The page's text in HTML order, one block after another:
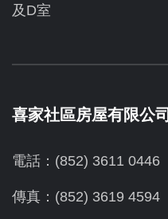
及D室
喜家社區房屋有限公司
電話：(852) 3611 0446
傳真：(852) 3619 4594